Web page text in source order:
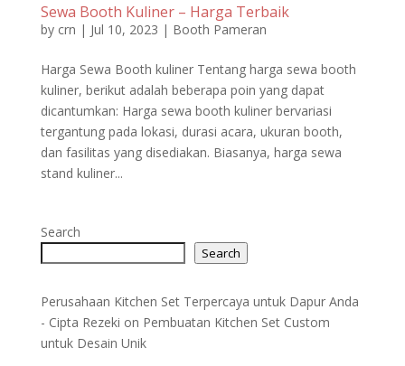
Sewa Booth Kuliner – Harga Terbaik
by crn | Jul 10, 2023 | Booth Pameran
Harga Sewa Booth kuliner Tentang harga sewa booth
kuliner, berikut adalah beberapa poin yang dapat
dicantumkan: Harga sewa booth kuliner bervariasi
tergantung pada lokasi, durasi acara, ukuran booth,
dan fasilitas yang disediakan. Biasanya, harga sewa
stand kuliner...
Search
Search
Perusahaan Kitchen Set Terpercaya untuk Dapur Anda
- Cipta Rezeki on Pembuatan Kitchen Set Custom
untuk Desain Unik